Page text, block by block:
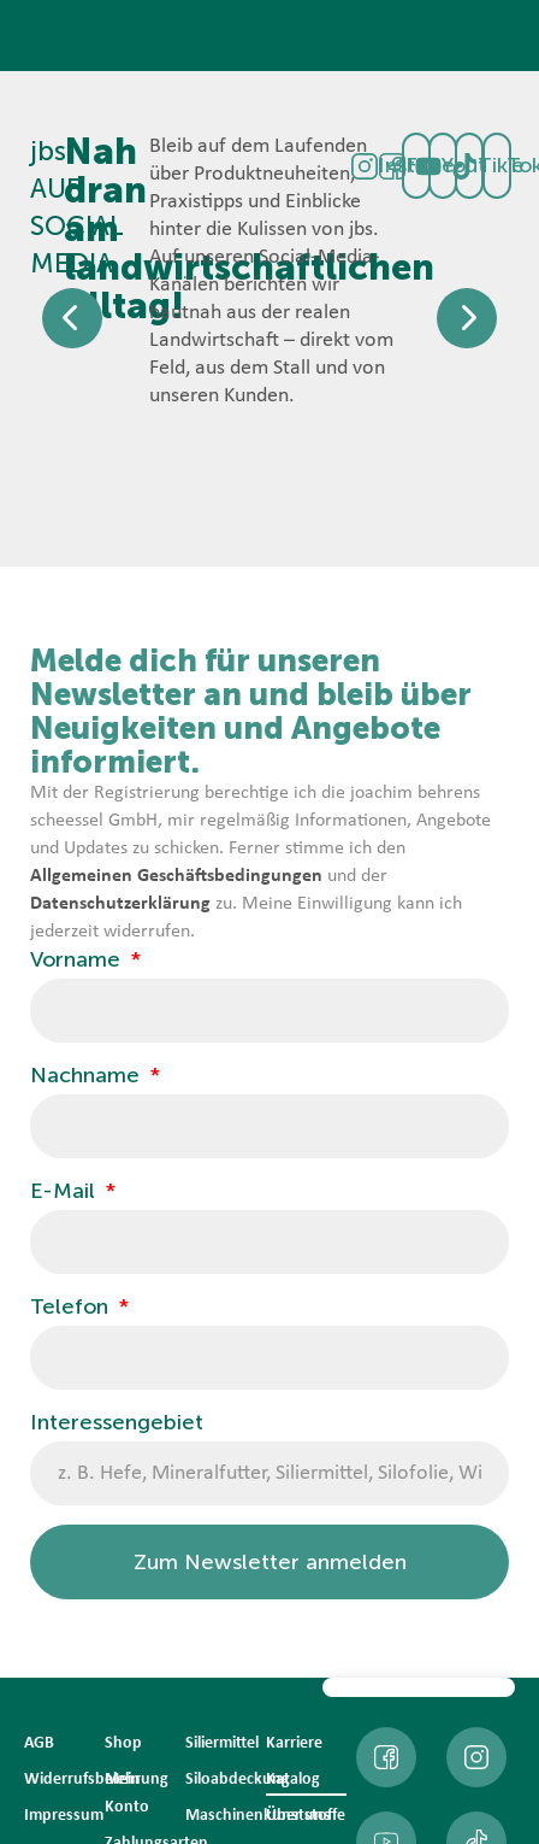
jbs
AUF
SOCIAL
MEDIA
Nah
dran
am
landwirtschaftlichen
Alltag!
Bleib auf dem Laufenden
über Produktneuheiten,
Praxistipps und Einblicke
hinter die Kulissen von jbs.
Auf unseren Social-Media-
Kanälen berichten wir
hautnah aus der realen
Landwirtschaft – direkt vom
Feld, aus dem Stall und von
unseren Kunden.
Instagram
Facebook
Youtube
Melde dich für unseren
Newsletter an und bleib über
Neuigkeiten und Angebote
informiert.
Mit der Registrierung berechtige ich die joachim behrens
scheessel GmbH, mir regelmäßig Informationen, Angebote
und Updates zu schicken. Ferner stimme ich den
Allgemeinen Geschäftsbedingungen und der
Datenschutzerklärung zu. Meine Einwilligung kann ich
jederzeit widerrufen.
Vorname
Nachname
E-Mail
Telefon
Interessengebiet
Zum Newsletter anmelden
AGB
Widerrufsbelehrung
Impressum
Shop
Mein
Konto
Siliermittel
Siloabdeckung
Maschinenkunststoffe
Karriere
Katalog
Über uns